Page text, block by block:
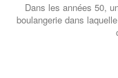
Dans les années 50,
boulangerie dans